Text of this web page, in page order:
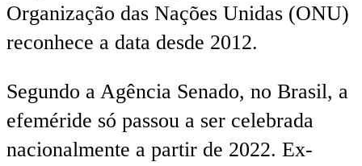
Organização das Nações Unidas (ONU)
reconhece a data desde 2012.
Segundo a Agência Senado, no Brasil, a
efeméride só passou a ser celebrada
nacionalmente a partir de 2022. Ex-